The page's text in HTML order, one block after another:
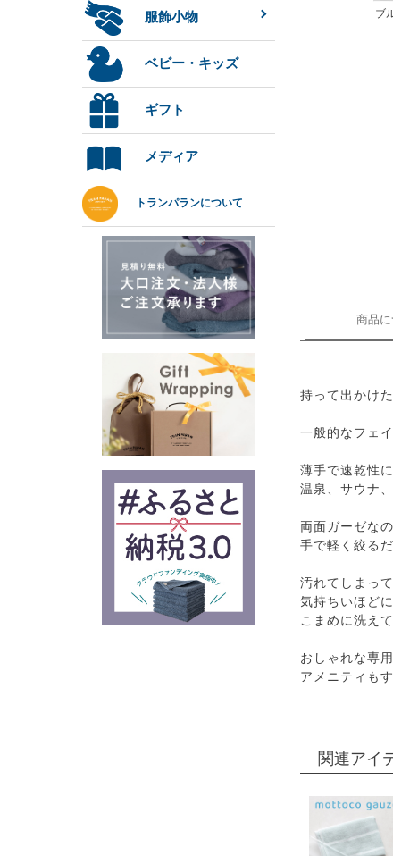
服飾小物
ベビー・キッズ
ギフト
メディア
トランパランについて
ブ
商品
持って出かけ
一般的なフェ
薄手で速乾性
温泉、サウナ
両面ガーゼな
手で軽く絞る
汚れてしまっ
気持ちいほど
こまめに洗え
おしゃれな専
アメニティも
関連アイ